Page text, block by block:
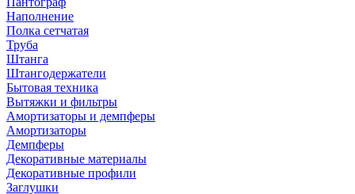
Наполнение
Полка сетчатая
Труба
Штанга
Штангодержатели
Бытовая техника
Вытяжки и фильтры
Амортизаторы и демпферы
Амортизаторы
Демпферы
Декоративные материалы
Декоративные профили
Заглушки